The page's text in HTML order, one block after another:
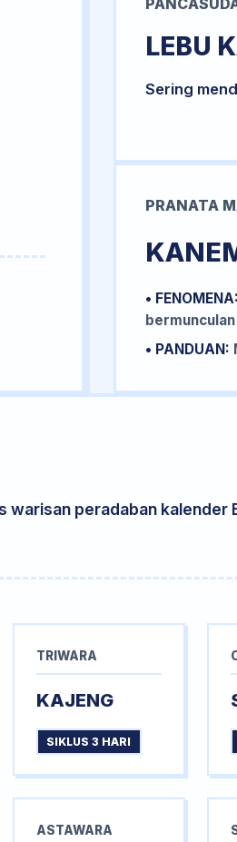
LEBU
Sering
PRANATA
• FENOMENA:
bermunculan
• PANDUAN:
peradaban kalender
TRIWARA
KAJENG
SIKLUS 3 HARI
ASTAWARA